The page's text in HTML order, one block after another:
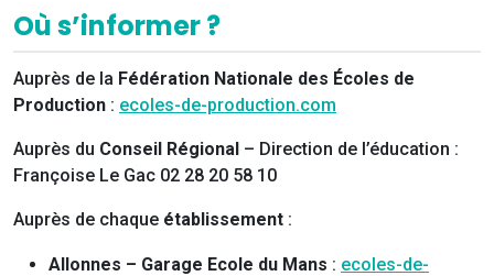
Où s’informer ?
Auprès de la Fédération Nationale des Écoles de
Production : ecoles-de-production.com
Auprès du Conseil Régional – Direction de l’éducation :
Françoise Le Gac 02 28 20 58 10
Auprès de chaque établissement :
Allonnes – Garage Ecole du Mans : ecoles-de-